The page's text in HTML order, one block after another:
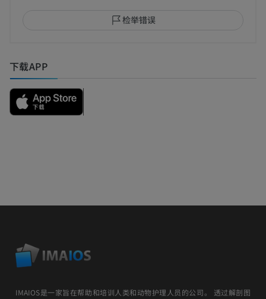
检举错误
下载APP
IMAIOS是一家旨在帮助和培训人类和动物护理人员的公司。 透过解剖图